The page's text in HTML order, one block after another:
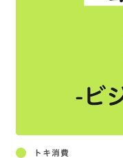
トキ消費